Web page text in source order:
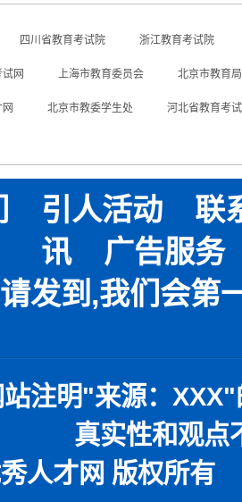
四川省教育考试院 浙江教育考试院
网 上海市教育委员会 北京市教育局
北京市教委学生处 河北省教育考
引人活动
联
讯
广告服务
发到,我们会第
注明"来源： XXX"
真实性和观点
版权所有 本网